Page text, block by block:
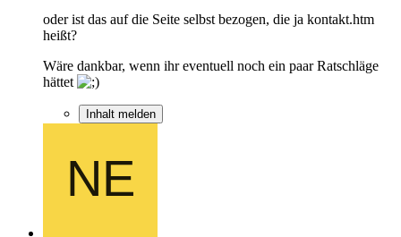
oder ist das auf die Seite selbst bezogen, die ja kontakt.htm
heißt?
Wäre dankbar, wenn ihr eventuell noch ein paar Ratschläge
hättet
Inhalt melden